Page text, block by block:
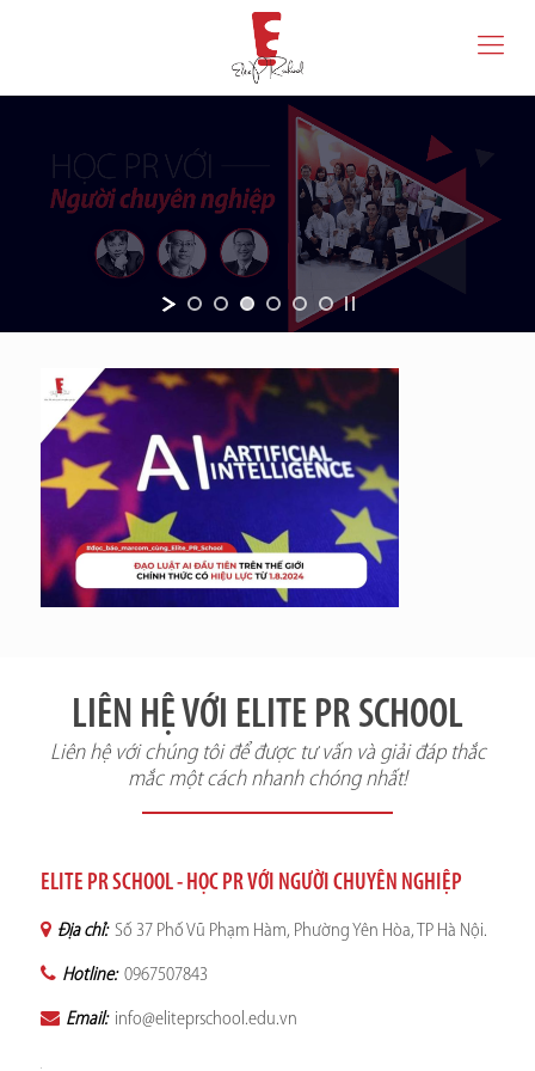
LIÊN HỆ VỚI ELITE PR SCHOOL
Liên hệ với chúng tôi để được tư vấn và giải đáp thắc
mắc một cách nhanh chóng nhất!
ELITE PR SCHOOL - HỌC PR VỚI NGƯỜI CHUYÊN NGHIỆP
Địa chỉ: Số 37 Phố Vũ Phạm Hàm, Phường Yên Hòa, TP Hà Nội.
Hotline: 0967507843
Email: info@eliteprschool.edu.vn